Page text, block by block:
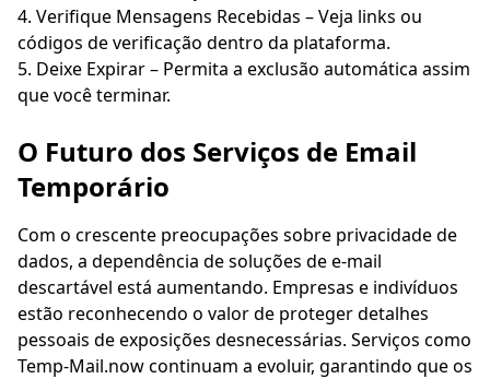
Verifique Mensagens Recebidas – Veja links ou
códigos de verificação dentro da plataforma.
Deixe Expirar – Permita a exclusão automática assim
que você terminar.
O Futuro dos Serviços de Email
Temporário
Com o crescente preocupações sobre privacidade de
dados, a dependência de soluções de e-mail
descartável está aumentando. Empresas e indivíduos
estão reconhecendo o valor de proteger detalhes
pessoais de exposições desnecessárias. Serviços como
Temp-Mail.now continuam a evoluir, garantindo que os